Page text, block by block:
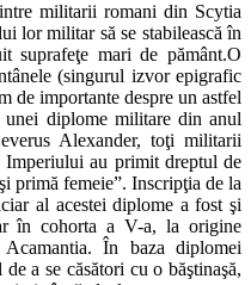
militarii romani din Scytia
lor militar să se stabilească în
suprafeţe mari de pământ.O
(singurul izvor epigrafic
de importante despre un astfel
diplome militare din anul
Alexander, toţi militarii
au primit dreptul de
primă femeie”. Inscripţia de la
al acestei diplome a fost şi
în cohorta a V-a, la origine
În baza diplomei
a se căsători cu o băştinaşă,